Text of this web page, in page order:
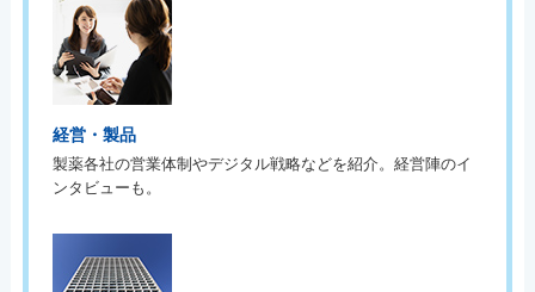
経営・製品
製薬各社の営業体制やデジタル戦略などを紹介。経営陣のイ
ンタビューも。